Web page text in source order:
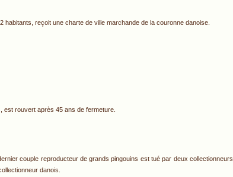
habitants, reçoit une charte de ville marchande de la couronne danoise.
est rouvert après 45 ans de fermeture.
couple reproducteur de grands pingouins est tué par deux collectionneurs
danois.